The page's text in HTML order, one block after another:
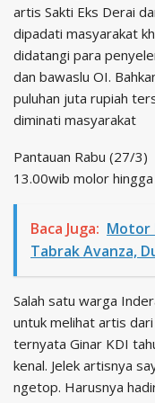
artis Sakti Eks Derai
dipadati masyarakat
didatangi para
dan bawaslu OI.
puluhan juta rupiah
diminati masyarakat
Pantauan Rabu (27/
13.00wib molor
Baca Juga: Motor
Tabrak Avanza,
Salah satu warga
untuk melihat artis
ternyata Ginar KDI
kenal. Jelek artisnya
ngetop. Harusnya